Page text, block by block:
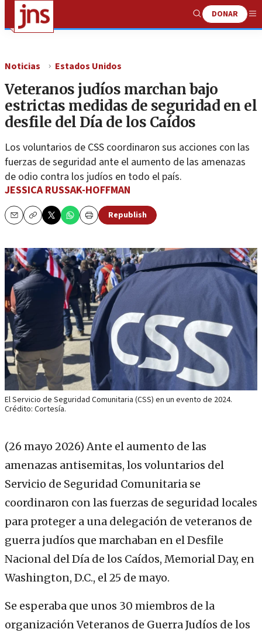
Show
Search
DONAR
Noticias Estados Unidos
Veteranos judíos marchan bajo
estrictas medidas de seguridad en el
desfile del Día de los Caídos
Los voluntarios de CSS coordinaron sus acciones con las
fuerzas de seguridad ante el aumento de las amenazas
de odio contra los judíos en todo el país.
JESSICA RUSSAK-HOFFMAN
EmailCopy Print
Republish
El Servicio de Seguridad Comunitaria (CSS) en un evento de 2024.
Crédito: Cortesía.
(26 mayo 2026) Ante el aumento de las
amenazas antisemitas, los voluntarios del
Servicio de Seguridad Comunitaria se
coordinaron con las fuerzas de seguridad locales
para proteger a una delegación de veteranos de
guerra judíos que marchaban en el Desfile
Nacional del Día de los Caídos, Memorial Day, en
Washington, D.C., el 25 de mayo.
Se esperaba que unos 30 miembros de la
organización Veteranos de Guerra Judíos de los